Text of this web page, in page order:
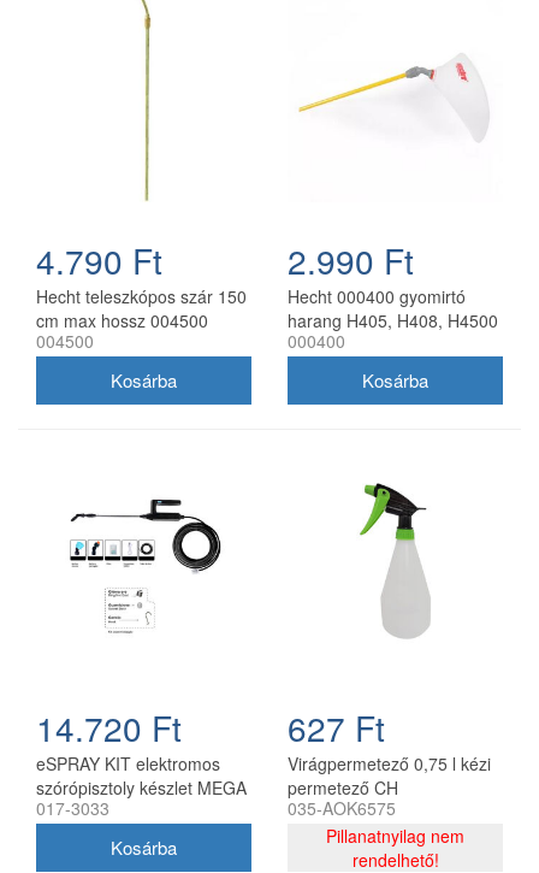
4.790 Ft
Hecht teleszkópos szár 150
cm max hossz 004500
permetezőhöz
004500
2.990 Ft
Hecht 000400 gyomirtó
harang H405, H408, H4500
permetezőkhöz
000400
14.720 Ft
eSPRAY KIT elektromos
szórópisztoly készlet MEGA
Olimpia permetezőkhöz
017-3033
627 Ft
Virágpermetező 0,75 l kézi
permetező CH
035-AOK6575
Pillanatnyilag nem
rendelhető!